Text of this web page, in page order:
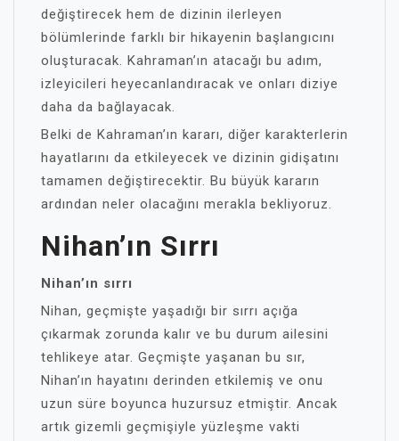
değiştirecek hem de dizinin ilerleyen
bölümlerinde farklı bir hikayenin başlangıcını
oluşturacak. Kahraman’ın atacağı bu adım,
izleyicileri heyecanlandıracak ve onları diziye
daha da bağlayacak.
Belki de Kahraman’ın kararı, diğer karakterlerin
hayatlarını da etkileyecek ve dizinin gidişatını
tamamen değiştirecektir. Bu büyük kararın
ardından neler olacağını merakla bekliyoruz.
Nihan’ın Sırrı
Nihan’ın sırrı
Nihan, geçmişte yaşadığı bir sırrı açığa
çıkarmak zorunda kalır ve bu durum ailesini
tehlikeye atar. Geçmişte yaşanan bu sır,
Nihan’ın hayatını derinden etkilemiş ve onu
uzun süre boyunca huzursuz etmiştir. Ancak
artık gizemli geçmişiyle yüzleşme vakti